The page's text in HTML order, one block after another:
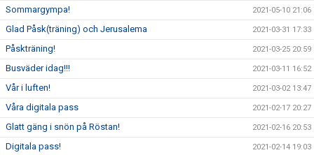
Sommargympa! 2021-05-10 21:06
Glad Påsk(träning) och Jerusalema 2021-03-31 17:33
Påskträning! 2021-03-25 20:59
Busväder idag!!! 2021-03-11 16:52
Vår i luften! 2021-03-02 13:47
Våra digitala pass 2021-02-17 20:27
Glatt gäng i snön på Röstan! 2021-02-16 20:53
Digitala pass! 2021-02-14 19:03